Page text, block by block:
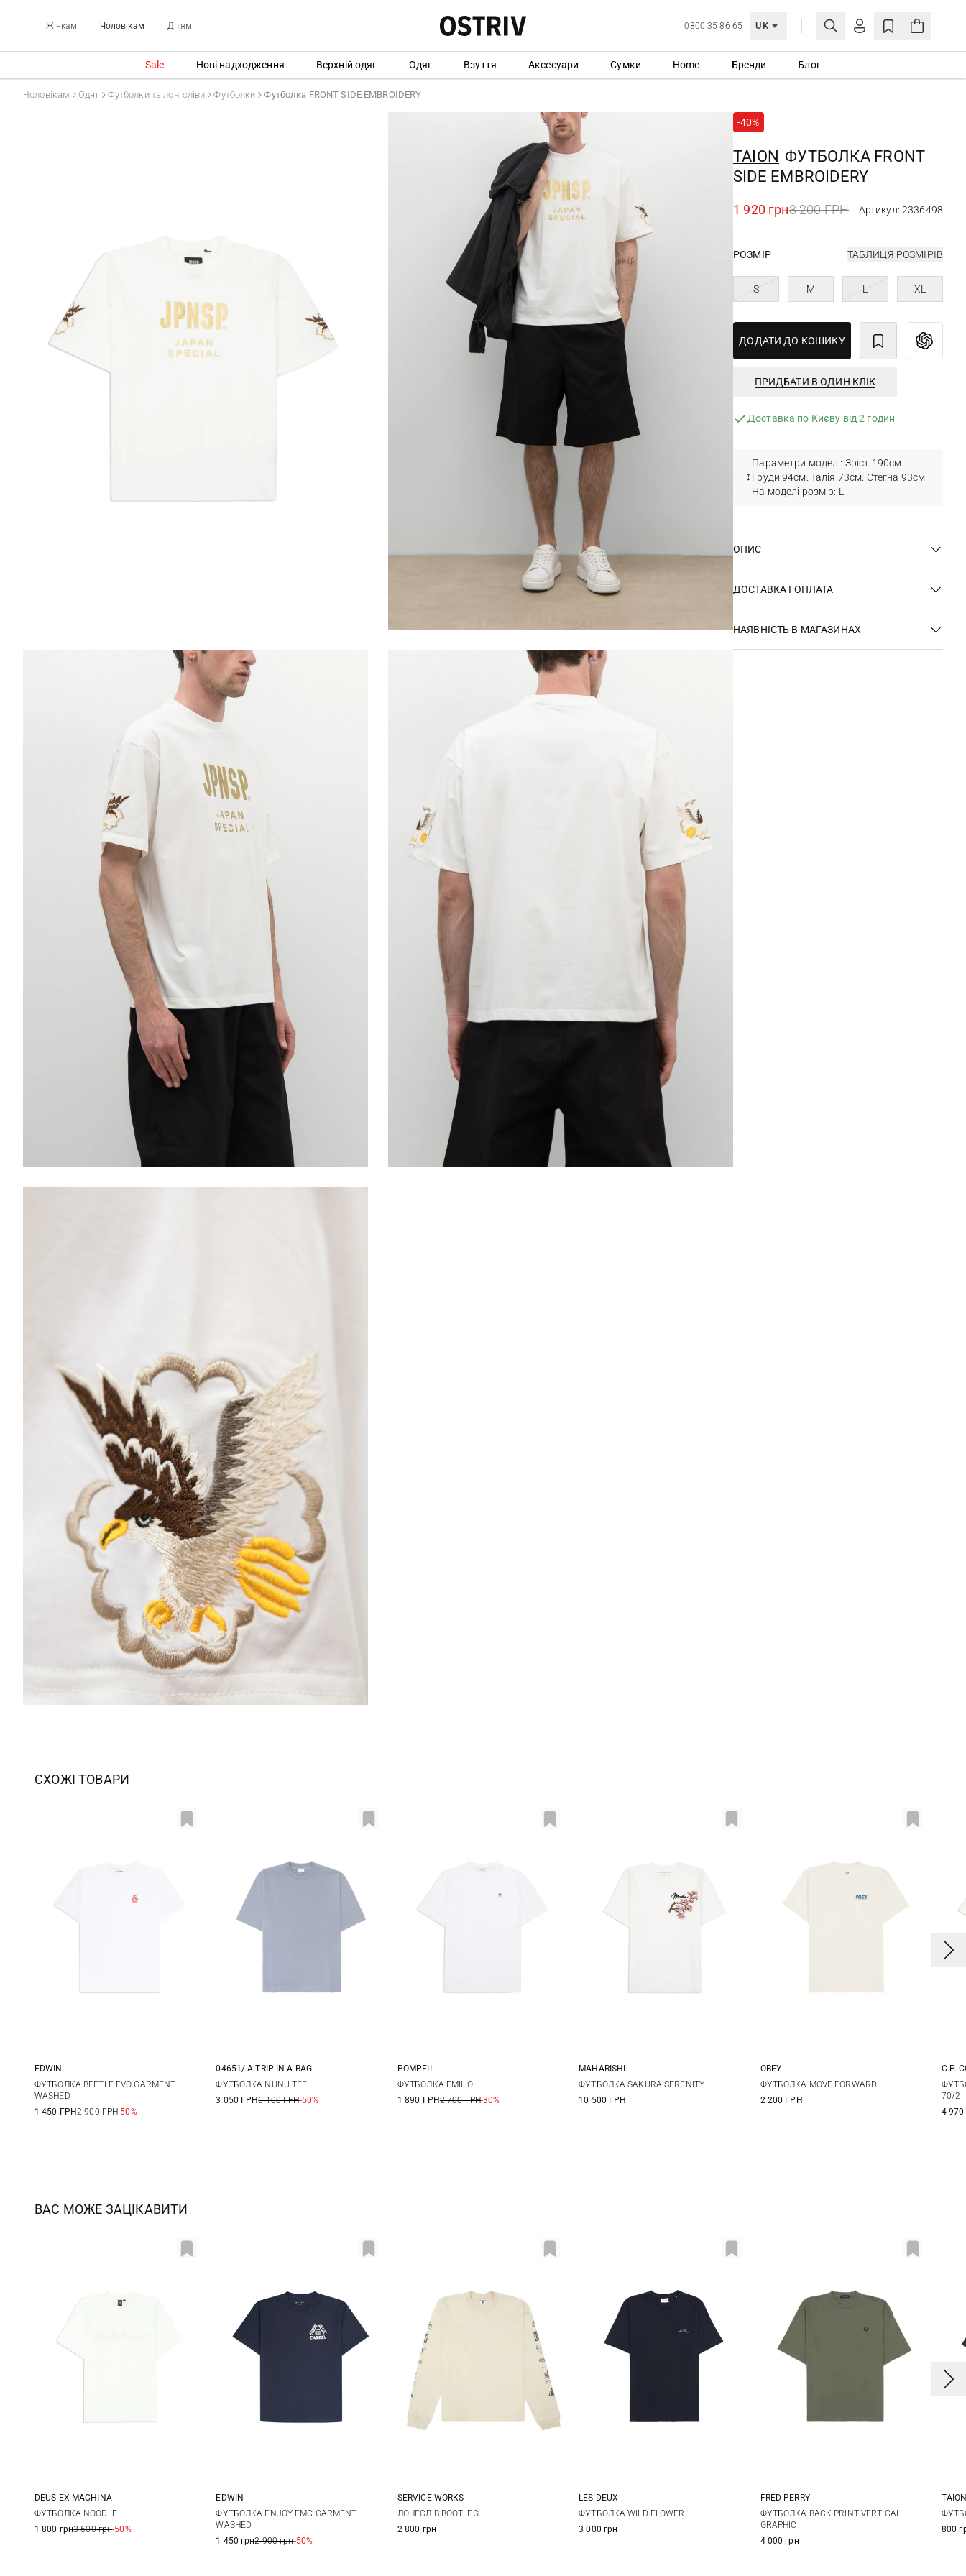
Жінкам Чоловікам Дітям 0800 35 86 65 UK
МОЯ ОБЛІКІВКА
СТВОРИТИ ОБЛІКІВКУ
Sale Нові надходження Верхній одяг Одяг Взуття Аксесуари Сумки Home Бренди Блог
Чоловікам Одяг Футболки та лонгсліви Футболки Футболка FRONT SIDE EMBROIDERY
-40%
TAION ФУТБОЛКА FRONT
SIDE EMBROIDERY
1 920 грн3 200 ГРН Артикул: 2336498
РОЗМІР ТАБЛИЦЯ РОЗМІРІВ
S M L XL
ДОДАТИ ДО КОШИКУ
ПРИДБАТИ В ОДИН КЛІК
Доставка по Києву від 2 годин
Параметри моделі: Зріст 190см.
Груди 94см. Талія 73см. Стегна 93см
На моделі розмір: L
ОПИС
ДОСТАВКА І ОПЛАТА
НАЯВНІСТЬ В МАГАЗИНАХ
СХОЖІ ТОВАРИ
XS S M
XL
EDWIN
ФУТБОЛКА BEETLE EVO GARMENT
WASHED
1 450 ГРН2 900 ГРН-50%
M L
04651/ A TRIP IN A BAG
ФУТБОЛКА NUNU TEE
3 050 ГРН6 100 ГРН-50%
M L
POMPEII
ФУТБОЛКА EMILIO
1 890 ГРН2 700 ГРН-30%
XS S M
MAHARISHI
ФУТБОЛКА SAKURA SERENITY
10 500 ГРН
S M L
OBEY
ФУТБОЛКА MOVE FORWARD
2 200 ГРН
S
C.P.
70/2
4
ВАС МОЖЕ ЗАЦІКАВИТИ
S M
DEUS EX MACHINА
ФУТБОЛКА NOODLE
1 800 грн3 600 грн-50%
XS S M
XL
EDWIN
ФУТБОЛКА ENJOY EMC GARMENT
WASHED
1 450 грн2 900 грн-50%
M L
SERVICE WORKS
ЛОНГСЛІВ BOOTLEG
2 800 грн
M L XL
LES DEUX
ФУТБОЛКА WILD FLOWER
3 000 грн
S M L
XXL
FRED PERRY
ФУТБОЛКА BACK PRINT VERTICAL
GRAPHIC
4 000 грн
800